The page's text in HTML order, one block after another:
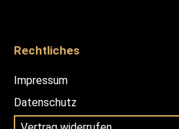
Rechtliches
Impressum
Datenschutz